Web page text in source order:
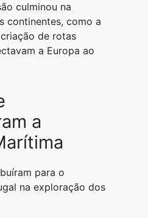
culminou na
continentes, como a
de rotas
a Europa ao
a
para o
na exploração dos